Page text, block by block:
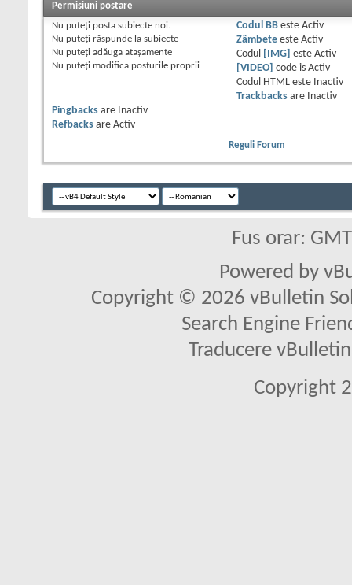
Permisiuni postare
Nu puteţi posta subiecte noi.
Nu puteţi răspunde la subiecte
Nu puteţi adăuga ataşamente
Nu puteţi modifica posturile proprii
Codul BBeste Activ
Zâmbeteeste Activ
Codul
[IMG] este Activ
[VIDEO]
code is Activ
Codul HTML este
Inactiv
Trackbacksare
Inactiv
Pingbacks are
Inactiv
Refbacks are Activ
Reguli Forum
Fus orar:
Powered by
Copyright © 2026 vBulletin
Search Engine
Traducere
Copyright